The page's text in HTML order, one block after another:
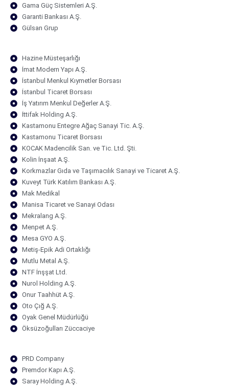
Gama Güç Sistemleri A.Ş.
Garanti Bankası A.Ş.
Gülsan Grup
Hazine Müsteşarlığı
İmat Modern Yapı A.Ş.
İstanbul Menkul Kıymetler Borsası
İstanbul Ticaret Borsası
İş Yatırım Menkul Değerler A.Ş.
İttifak Holding A.Ş.
Kastamonu Entegre Ağaç Sanayi Tic. A.Ş.
Kastamonu Ticaret Borsası
KOCAK Madencilik San. ve Tic. Ltd. Şti.
Kolin İnşaat A.Ş.
Korkmazlar Gıda ve Taşımacılık Sanayi ve Ticaret A.Ş.
Kuveyt Türk Katılım Bankası A.Ş.
Mak Medikal
Manisa Ticaret ve Sanayi Odası
Mekralang A.Ş.
Menpet A.Ş.
Mesa GYO A.Ş.
Metiş-Epik Adi Ortaklığı
Mutlu Metal A.Ş.
NTF İnşşat Ltd.
Nurol Holding A.Ş.
Onur Taahhüt A.Ş.
Oto Çığ A.Ş.
Oyak Genel Müdürlüğü
Öksüzoğulları Züccaciye
PRD Company
Premdor Kapı A.Ş.
Saray Holding A.Ş.